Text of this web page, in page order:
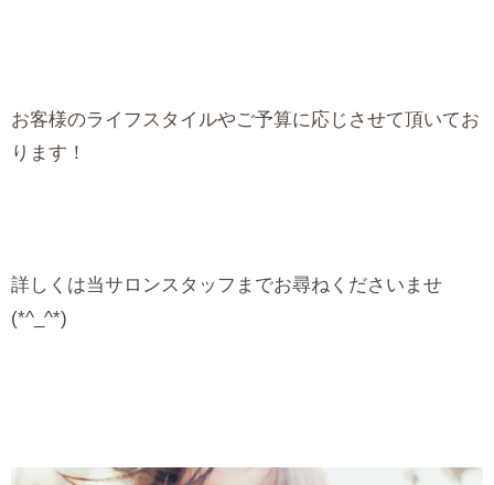
お客様のライフスタイルやご予算に応じさせて頂いてお
ります！
詳しくは当サロンスタッフまでお尋ねくださいませ
(*^_^*)